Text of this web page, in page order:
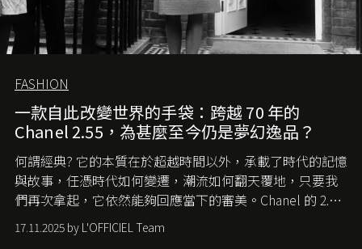
FASHION
一款自此改變世界的手袋：跨越 70 年的
Chanel 2.55，為甚麼至今仍是夢幻逸品？
何謂經典? 它的本質在於超越時間以外，承載了時代的記憶
與故事，任憑時代如何變遷，潮流如何翻天覆地，只要我
們再次拿起，它依然能夠回應當下的審美。Chanel 的 2.55
手袋更是這樣存在，自問世至今，一直有着舉足輕重的地
位。如果說每個女生的第一個夢想手袋是 Chanel，那 2.55
17.11.2025 by L'OFFICIEL Team